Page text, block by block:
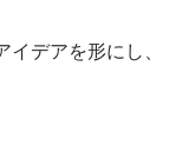
デアを形にし、